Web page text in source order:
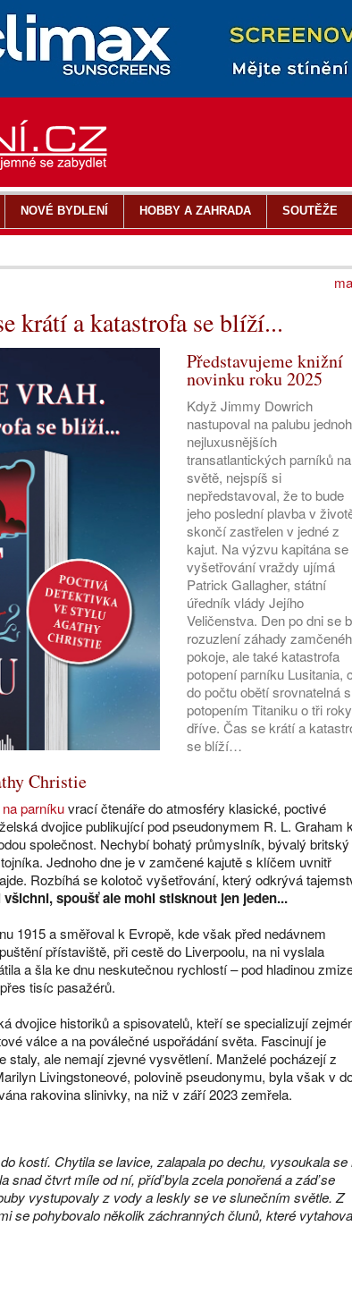
krátí a katastrofa se blíží...
Představujeme knižní
novinku roku 2025
Když Jimmy Dowrich
nastupoval na palubu
nejluxusnějších
transatlantických parníků na
světě, nejspíš si
nepředstavoval, že to bude
jeho poslední plavba v
skončí zastřelen v jedné z
kajut. Na výzvu kapitána se
vyšetřování vraždy ujímá
Patrick Gallagher, státní
úředník vlády Jejího
Veličenstva. Den po dni se
rozuzlení záhady
pokoje, ale také katastrofa
potopení parníku Lusitania,
do počtu obětí srovnatelná s
potopením Titaniku o tři roky
dříve. Čas se krátí a
se blíží…
Christie
parníkuvrací čtenáře do atmosféry klasické, poctivé
dvojice publikující pod pseudonymem R. L. Graham
společnost. Nechybí bohatý průmyslník, bývalý britský
Jednoho dne je v zamčené kajutě s klíčem uvnitř
Rozbíhá se kolotoč vyšetřování, který odkrývá
spoušť ale mohl stisknout jen jeden...
1915 a směřoval k Evropě, kde však před nedávnem
přístaviště, při cestě do Liverpoolu, na ni vyslala
a šla ke dnu neskutečnou rychlostí – pod hladinou
tisíc pasažérů.
dvojice historiků a spisovatelů, kteří se specializují
válce a na poválečné uspořádání světa. Fascinují je
staly, ale nemají zjevné vysvětlení. Manželé pocházejí z
Livingstoneové, polovině pseudonymu, byla však v
rakovina slinivky, na niž v září 2023 zemřela.
kostí. Chytila se lavice, zalapala po dechu, vysoukala se
snad čtvrt míle od ní, příď byla zcela ponořená a záď se
vystupovaly z vody a leskly se ve slunečním světle. Z
se pohybovalo několik záchranných člunů, které
NOVÉ BYDLENÍ HOBBY A ZAHRADA SOUTĚŽE